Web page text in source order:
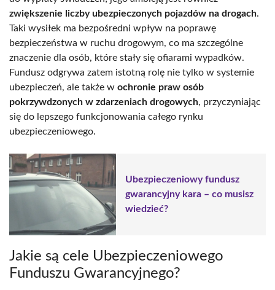
zwiększenie liczby ubezpieczonych pojazdów na drogach.
Taki wysiłek ma bezpośredni wpływ na poprawę
bezpieczeństwa w ruchu drogowym, co ma szczególne
znaczenie dla osób, które stały się ofiarami wypadków.
Fundusz odgrywa zatem istotną rolę nie tylko w systemie
ubezpieczeń, ale także w ochronie praw osób
pokrzywdzonych w zdarzeniach drogowych, przyczyniając
się do lepszego funkcjonowania całego rynku
ubezpieczeniowego.
Ubezpieczeniowy fundusz
gwarancyjny kara – co musisz
wiedzieć?
Jakie są cele Ubezpieczeniowego
Funduszu Gwarancyjnego?